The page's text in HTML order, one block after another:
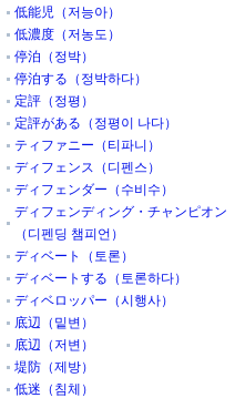
低能児（저능아）
低濃度（저농도）
停泊（정박）
停泊する（정박하다）
定評（정평）
定評がある（정평이 나다）
ティファニー（티파니）
ディフェンス（디펜스）
ディフェンダー（수비수）
ディフェンディング・チャンピオン
（디펜딩 챔피언）
ディベート（토론）
ディベートする（토론하다）
ディベロッパー（시행사）
底辺（밑변）
底辺（저변）
堤防（제방）
低迷（침체）